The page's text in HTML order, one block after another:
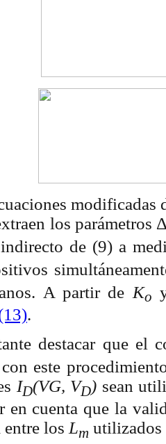
los parámetros
indirecto de (9) a
A partir de Ko
.
destacar que el
este
ID(VG, VD) sean
en cuenta que la
entre losLm utilizados